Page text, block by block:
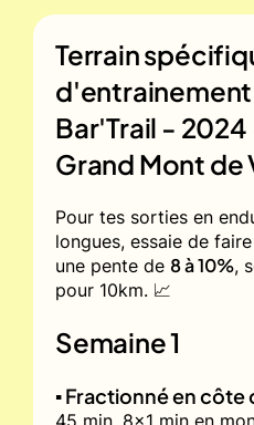
Terrain
Bar'Trail -
Grand Mont de
Pour tes sorties en
longues, essaie de
une pente de 8 à 10%,
pour 10km. 📈
Semaine 1
▪️ Fractionné en
45 min, 8x1 min en